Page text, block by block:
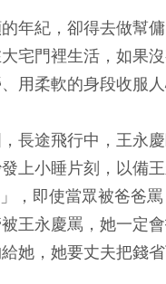
年紀，卻得去做幫
宅門裡生活，如果
用柔軟的身段收服人
長途飛行中，王永
上小睡片刻，以備
，即使當眾被爸爸
王永慶罵，她一定
她，她要丈夫把錢省